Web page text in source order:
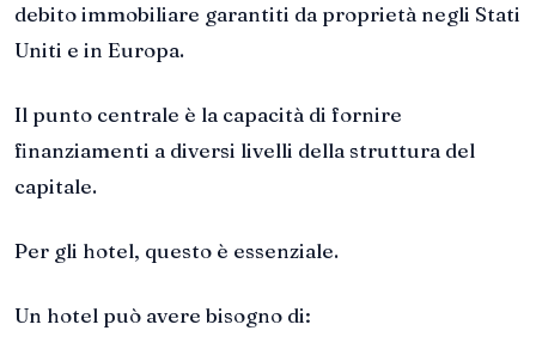
debito immobiliare garantiti da proprietà negli Stati
Uniti e in Europa.
Il punto centrale è la capacità di fornire
finanziamenti a diversi livelli della struttura del
capitale.
Per gli hotel, questo è essenziale.
Un hotel può avere bisogno di: